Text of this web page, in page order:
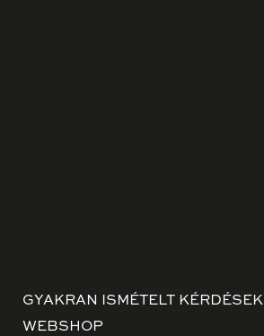
GYAKRAN ISMÉTELT KÉRDÉSEK
WEBSHOP